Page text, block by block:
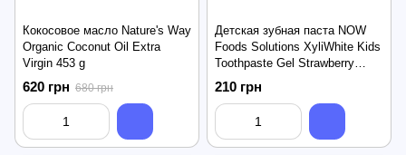
Кокосовое масло Nature's Way
Organic Coconut Oil Extra
Virgin 453 g
620 грн 680 грн
Детская зубная паста NOW
Foods Solutions XyliWhite Kids
Toothpaste Gel Strawberry
Splash 85 g
210 грн